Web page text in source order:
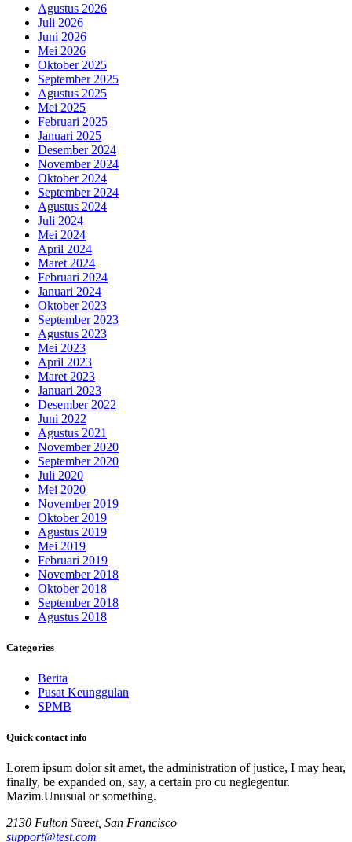
Agustus 2026
Juli 2026
Juni 2026
Mei 2026
Oktober 2025
September 2025
Agustus 2025
Mei 2025
Februari 2025
Januari 2025
Desember 2024
November 2024
Oktober 2024
September 2024
Agustus 2024
Juli 2024
Mei 2024
April 2024
Maret 2024
Februari 2024
Januari 2024
Oktober 2023
September 2023
Agustus 2023
Mei 2023
April 2023
Maret 2023
Januari 2023
Desember 2022
Juni 2022
Agustus 2021
November 2020
September 2020
Juli 2020
Mei 2020
November 2019
Oktober 2019
Agustus 2019
Mei 2019
Februari 2019
November 2018
Oktober 2018
September 2018
Agustus 2018
Categories
Berita
Pusat Keunggulan
SPMB
Quick contact info
Lorem ipsum dolor sit amet, the administration of justice, I may hear,
finally, be expanded on, say, a certain pro cu neglegentur.
Mazim.Unusual or something.
2130 Fulton Street, San Francisco
support@test.com